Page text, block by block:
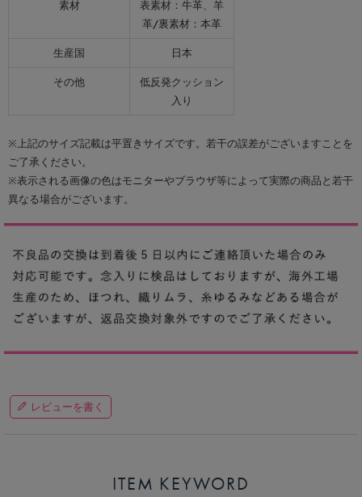
素材
表素材：牛革、羊
革/裏素材：本革
生産国
日本
その他
低反発クッション
入り
※上記のサイズ記載は平置きサイズです。若干の誤差がございますことを
ご了承ください。
※表示される画像の色はモニターやブラウザ等によって実際の商品と若干
異なる場合がございます。
レビューを書く
ITEM KEYWORD